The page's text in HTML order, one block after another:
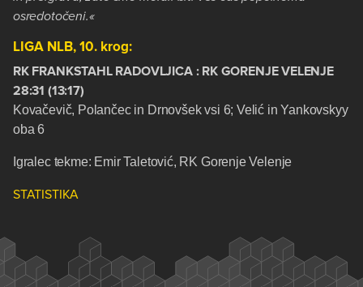
osredotočeni.«
LIGA NLB, 10. krog:
RK FRANKSTAHL RADOVLJICA : RK GORENJE VELENJE
28:31 (13:17)
Kovačevič, Polančec in Drnovšek vsi 6; Velić in Yankovskyy
oba 6
Igralec tekme: Emir Taletović, RK Gorenje Velenje
STATISTIKA